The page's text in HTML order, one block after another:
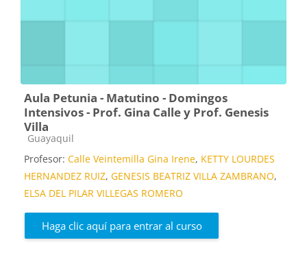
Aula Petunia - Matutino - Domingos
Intensivos - Prof. Gina Calle y Prof. Genesis
Villa
Categoría de cursos
Guayaquil
Profesor: Calle Veintemilla Gina Irene, KETTY LOURDES
HERNANDEZ RUIZ, GENESIS BEATRIZ VILLA ZAMBRANO,
ELSA DEL PILAR VILLEGAS ROMERO
Haga clic aquí para entrar al curso